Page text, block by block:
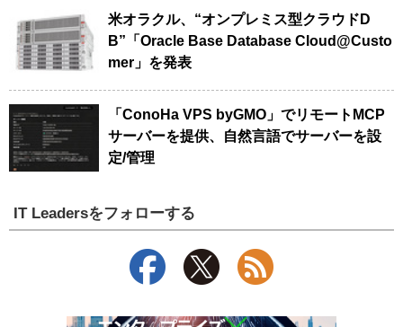
米オラクル、“オンプレミス型クラウドD
B”「Oracle Base Database Cloud@Custo
mer」を発表
「ConoHa VPS byGMO」でリモートMCP
サーバーを提供、自然言語でサーバーを設
定/管理
IT Leadersをフォローする